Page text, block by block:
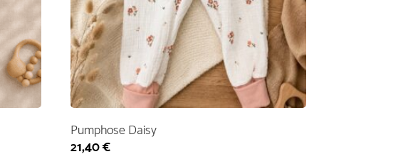
Pumphose Daisy
21,40€